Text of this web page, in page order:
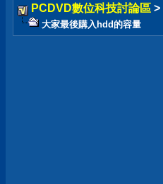
PCDVD數位科技討論區 >
大家最後購入hdd的容量